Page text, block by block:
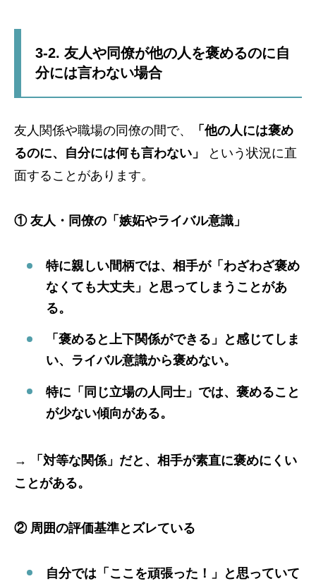
3-2. 友人や同僚が他の人を褒めるのに自
分には言わない場合
友人関係や職場の同僚の間で、
「他の人には褒め
るのに、自分には何も言わない」
という状況に直
面することがあります。
① 友人・同僚の「嫉妬やライバル意識」
特に親しい間柄では、相手が「わざわざ褒め
なくても大丈夫」と思ってしまうことがあ
る。
「褒めると上下関係ができる」と感じてしま
い、ライバル意識から褒めない。
特に「同じ立場の人同士」では、褒めること
が少ない傾向がある。
→
「対等な関係」だと、相手が素直に褒めにくい
ことがある。
② 周囲の評価基準とズレている
自分では「ここを頑張った！」と思っていて